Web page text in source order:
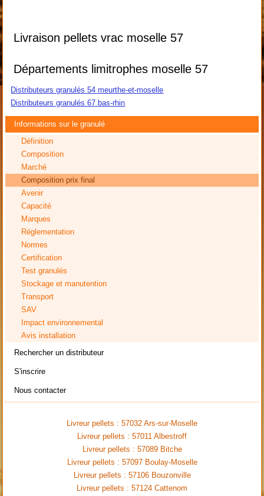
Livraison pellets vrac moselle 57
Départements limitrophes moselle 57
Distributeurs granulés 54 meurthe-et-moselle
Distributeurs granulés 67 bas-rhin
Informations sur le granulé
Définition
Composition
Marché
Composition prix final
Avenir
Capacité
Marques
Réglementation
Normes
Certification
Test granulés
Stockage et manutention
Transport
SAV
Impact environnemental
Avis installation
Rechercher un distributeur
S'inscrire
Nous contacter
Livreur pellets : 57032 Ars-sur-Moselle
Livreur pellets : 57011 Albestroff
Livreur pellets : 57089 Bitche
Livreur pellets : 57097 Boulay-Moselle
Livreur pellets : 57106 Bouzonville
Livreur pellets : 57124 Cattenom